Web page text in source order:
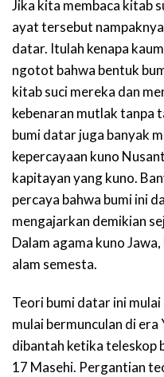
Jika kita membaca kitab
ayat tersebut
datar. Itulah kenapa
ngotot bahwa bentuk
kitab suci mereka dan
kebenaran mutlak tanpa
bumi datar juga banyak
kepercayaan kuno
kapitayan yang kuno.
percaya bahwa bumi ini
mengajarkan demikian
Dalam agama kuno
alam semesta.
Teori bumi datar ini
mulai bermunculan di era
dibantah ketika teleskop
17 Masehi. Pergantian